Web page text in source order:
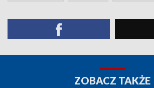
ZOBACZ TAKŻE